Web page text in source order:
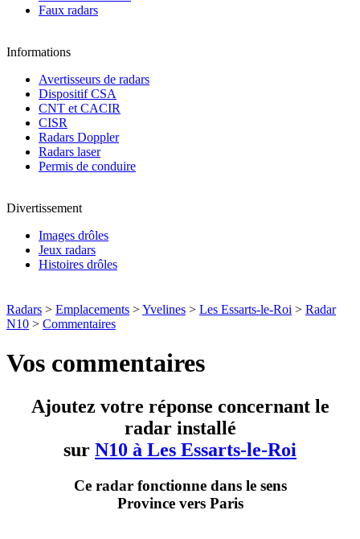
Faux radars
Informations
Avertisseurs de radars
Dispositif CSA
CNT et CACIR
CISR
Radars Doppler
Radars laser
Permis de conduire
Divertissement
Images drôles
Jeux radars
Histoires drôles
Radars > Emplacements >Yvelines > Les Essarts-le-Roi > Radar
N10 > Commentaires
Vos commentaires
Ajoutez votre réponse concernant le
radar installé
sur N10 à Les Essarts-le-Roi
Ce radar fonctionne dans le sens
Province vers Paris